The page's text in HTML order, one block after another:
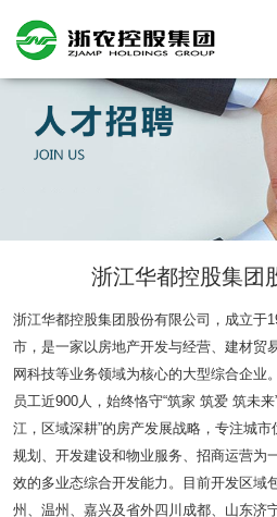
浙江华都控股集团
浙江华都控股集团股份有限公司，成立于
市，是一家以房地产开发与经营、建材贸
网科技等业务领域为核心的大型综合企业
员工近900人，始终恪守“筑家 筑爱 筑未
江，区域深耕”的房产发展战略，专注城
规划、开发建设和物业服务、招商运营为
效的多业态综合开发能力。目前开发区域
州、温州、嘉兴及省外四川成都、山东济